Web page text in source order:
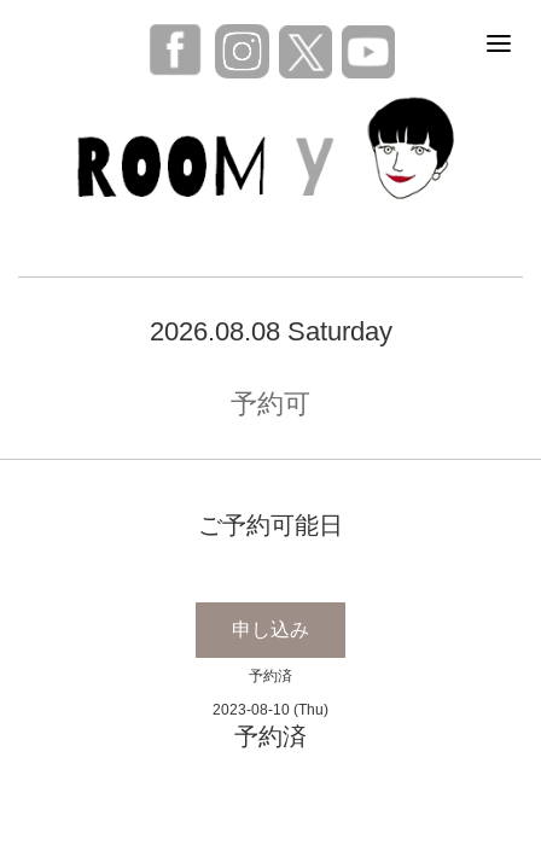
2026.08.08 Saturday
予約可
ご予約可能日
申し込み
予約済
2023-08-10 (Thu)
予約済